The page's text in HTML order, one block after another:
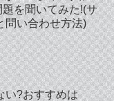
を聞いてみた!(サ
問い合わせ方法)
い?おすすめは